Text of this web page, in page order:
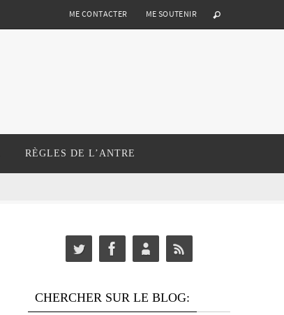
ME CONTACTER ME SOUTENIR
RÈGLES DE L’ANTRE
CHERCHER SUR LE BLOG: